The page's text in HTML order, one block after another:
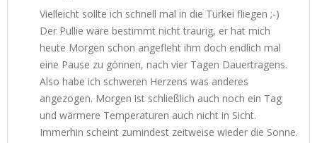
Vielleicht sollte ich schnell mal in die Türkei fliegen ;-)
Der Pullie wäre bestimmt nicht traurig, er hat mich
heute Morgen schon angefleht ihm doch endlich mal
eine Pause zu gönnen, nach vier Tagen Dauertragens.
Also habe ich schweren Herzens was anderes
angezogen. Morgen ist schließlich auch noch ein Tag
und wärmere Temperaturen auch nicht in Sicht.
Immerhin scheint zumindest zeitweise wieder die Sonne.